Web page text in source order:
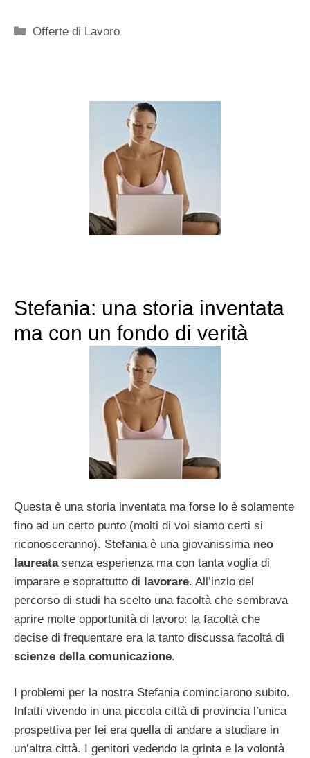
Categorie
Offerte di Lavoro
Stefania: una storia inventata
ma con un fondo di verità
Questa è una storia inventata ma forse lo è solamente
fino ad un certo punto (molti di voi siamo certi si
riconosceranno). Stefania è una giovanissima neo
laureata senza esperienza ma con tanta voglia di
imparare e soprattutto di lavorare. All’inzio del
percorso di studi ha scelto una facoltà che sembrava
aprire molte opportunità di lavoro: la facoltà che
decise di frequentare era la tanto discussa facoltà di
scienze della comunicazione.
I problemi per la nostra Stefania cominciarono subito.
Infatti vivendo in una piccola città di provincia l’unica
prospettiva per lei era quella di andare a studiare in
un’altra città. I genitori vedendo la grinta e la volontà